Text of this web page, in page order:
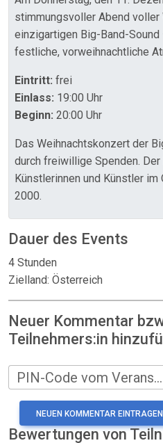
stimmungsvoller Abend voller
einzigartigen Big-Band-
festliche, vorweihnachtliche
Eintritt: frei
Einlass: 19:00 Uhr
Beginn: 20:00 Uhr
Das Weihnachtskonzert der
durch freiwillige Spenden.
Künstlerinnen und Künstler im
2000.
Dauer des Events
4 Stunden
Zielland: Österreich
Neuer Kommentar
Teilnehmers:in
PIN-Code vom Veranstalter
Bewertungen von